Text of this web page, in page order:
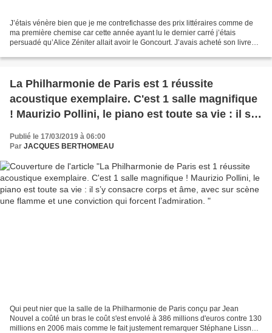
J’étais vénère bien que je me contrefichasse des prix littéraires comme de
ma première chemise car cette année ayant lu le dernier carré j’étais
persuadé qu’Alice Zéniter allait avoir le Goncourt. J’avais acheté son livre
La Philharmonie de Paris est 1 réussite
acoustique exemplaire. C'est 1 salle magnifique
! Maurizio Pollini, le piano est toute sa vie : il s’y
consacre corps et âme, avec sur scène une
flamme et une conviction qui forcent
Publié le 17/03/2019 à 06:00
Par JACQUES BERTHOMEAU
Qui peut nier que la salle de la Philharmonie de Paris conçu par Jean
Nouvel a coûté un bras le coût s'est envolé à 386 millions d'euros contre 130
millions en 2006 mais comme le fait justement remarquer Stéphane Lissner